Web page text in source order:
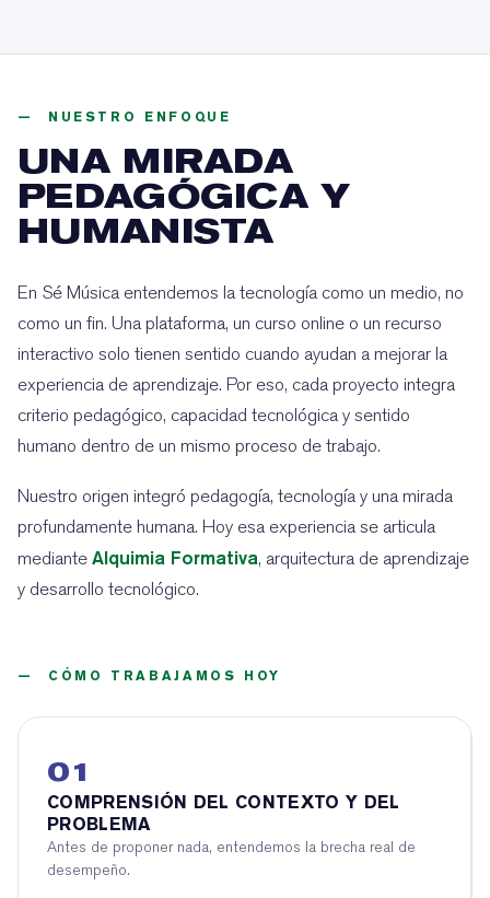
— NUESTRO ENFOQUE
UNA MIRADA
PEDAGÓGICA Y
HUMANISTA
En Sé Música entendemos la tecnología como un medio, no
como un fin. Una plataforma, un curso online o un recurso
interactivo solo tienen sentido cuando ayudan a mejorar la
experiencia de aprendizaje. Por eso, cada proyecto integra
criterio pedagógico, capacidad tecnológica y sentido
humano dentro de un mismo proceso de trabajo.
Nuestro origen integró pedagogía, tecnología y una mirada
profundamente humana. Hoy esa experiencia se articula
mediante Alquimia Formativa, arquitectura de aprendizaje
y desarrollo tecnológico.
— CÓMO TRABAJAMOS HOY
01
COMPRENSIÓN DEL CONTEXTO Y DEL
PROBLEMA
Antes de proponer nada, entendemos la brecha real de
desempeño.